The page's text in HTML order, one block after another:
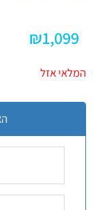
₪1,099
המלאי אזל